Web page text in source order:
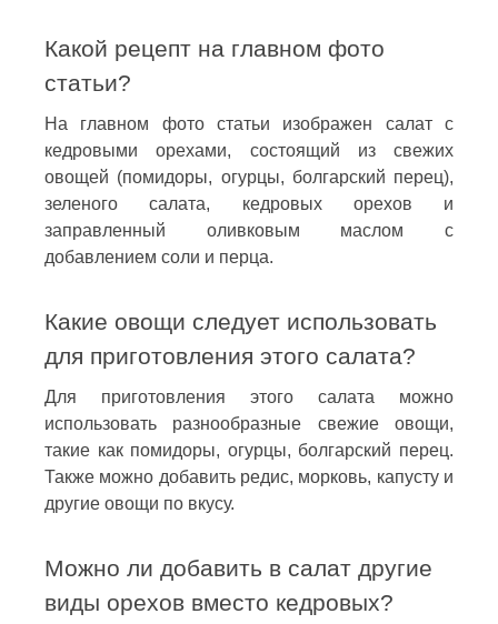
Какой рецепт на главном фото
статьи?
На главном фото статьи изображен салат с
кедровыми орехами, состоящий из свежих
овощей (помидоры, огурцы, болгарский перец),
зеленого салата, кедровых орехов и
заправленный оливковым маслом с
добавлением соли и перца.
Какие овощи следует использовать
для приготовления этого салата?
Для приготовления этого салата можно
использовать разнообразные свежие овощи,
такие как помидоры, огурцы, болгарский перец.
Также можно добавить редис, морковь, капусту и
другие овощи по вкусу.
Можно ли добавить в салат другие
виды орехов вместо кедровых?